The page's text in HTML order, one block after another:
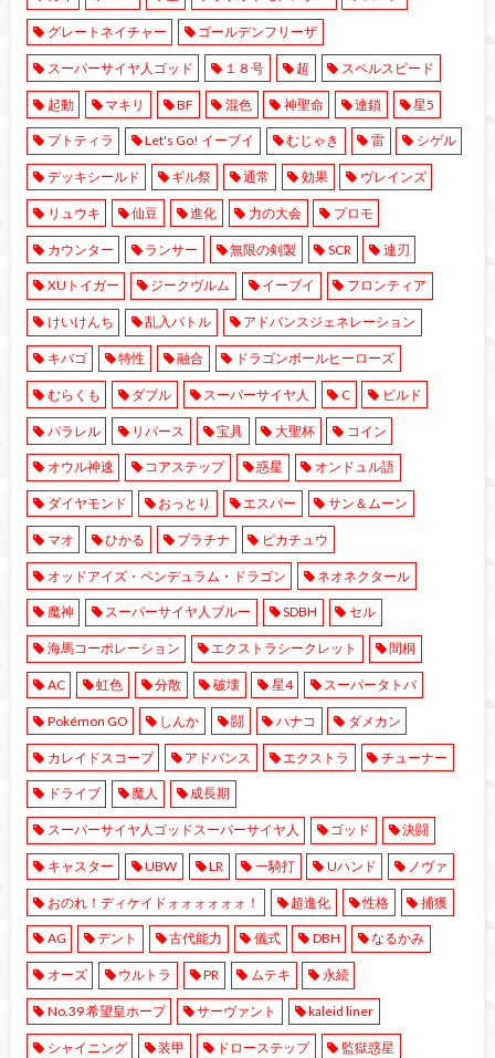
グレートネイチャー ゴールデンフリーザ
スーパーサイヤ人ゴッド １８号 超 スペルスピード
起動 マキリ BF 混色 神聖命 連鎖 星5
プトティラ Let's Go! イーブイ むじゃき 雷 シゲル
デッキシールド ギル祭 通常 効果 ヴレインズ
リュウキ 仙豆 進化 力の大会 プロモ
カウンター ランサー 無限の剣製 SCR 連刃
XUトイガー ジークヴルム イーブイ フロンティア
けいけんち 乱入バトル アドバンスジェネレーション
キバゴ 特性 融合 ドラゴンボールヒーローズ
むらくも ダブル スーパーサイヤ人 C ビルド
パラレル リバース 宝具 大聖杯 コイン
オウル神速 コアステップ 惑星 オンドュル語
ダイヤモンド おっとり エスパー サン＆ムーン
マオ ひかる プラチナ ピカチュウ
オッドアイズ・ペンデュラム・ドラゴン ネオネクタール
魔神 スーパーサイヤ人ブルー SDBH セル
海馬コーポレーション エクストラシークレット 間桐
AC 虹色 分散 破壊 星4 スーパータトバ
Pokémon GO しんか 闘 ハナコ ダメカン
カレイドスコープ アドバンス エクストラ チューナー
ドライブ 魔人 成長期
スーパーサイヤ人ゴッドスーパーサイヤ人 ゴッド 決闘
キャスター UBW LR 一騎打 Uハンド ノヴァ
おのれ！ディケイドォォォォォォ！ 超進化 性格 捕獲
AG デント 古代能力 儀式 DBH なるかみ
オーズ ウルトラ PR ムテキ 永続
No.39 希望皇ホープ サーヴァント kaleid liner
シャイニング 装甲 ドローステップ 監獄惑星